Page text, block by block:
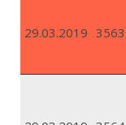
29.03.2019 3563